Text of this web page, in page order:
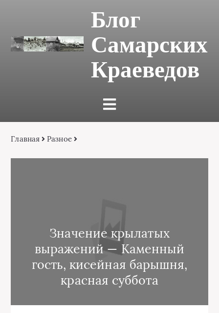
Блог
Самарских
Краеведов
Главная Разное
Значение крылатых
выражений — Каменный
гость, кисейная барышня,
красная суббота